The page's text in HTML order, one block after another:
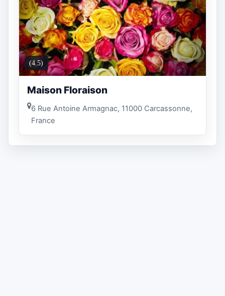
(4.5)
Maison Floraison
6 Rue Antoine Armagnac, 11000 Carcassonne,
France